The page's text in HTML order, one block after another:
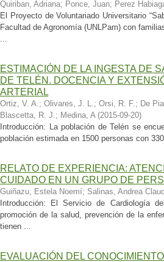
Quiriban, Adriana; Ponce, Juan; Perez
El Proyecto de Voluntariado Universitario
Facultad de Agronomía (UNLPam) con
...
ESTIMACIÓN DE LA INGESTA DE
DE TELÉN. DOCENCIA Y
ARTERIAL
Ortiz, V. A.; Olivares, J. L.; Orsi, R. F.; De
Blascetta, R. J.; Medina, A (2015-09-20)
Introducción: La población de Telén se
población estimada en 1500 personas con
RELATO DE EXPERIENCIA:
CUIDADO EN UN GRUPO DE
Guiñazu, Estela Noemí; Salinas, Andrea
Introducción: El Servicio de Cardiología
promoción de la salud, prevención de la
tienen ...
EVALUACIÓN DEL